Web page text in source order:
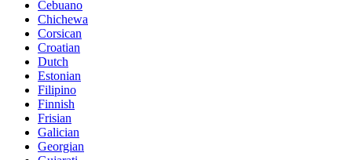
Cebuano
Chichewa
Corsican
Croatian
Dutch
Estonian
Filipino
Finnish
Frisian
Galician
Georgian